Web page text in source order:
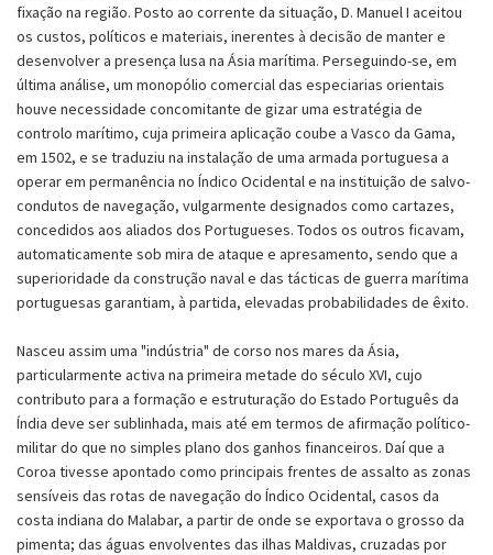
fixação na região. Posto ao corrente da situação, D. Manuel I aceitou
os custos, políticos e materiais, inerentes à decisão de manter e
desenvolver a presença lusa na Ásia marítima. Perseguindo-se, em
última análise, um monopólio comercial das especiarias orientais
houve necessidade concomitante de gizar uma estratégia de
controlo marítimo, cuja primeira aplicação coube a Vasco da Gama,
em 1502, e se traduziu na instalação de uma armada portuguesa a
operar em permanência no Índico Ocidental e na instituição de salvo-
condutos de navegação, vulgarmente designados como cartazes,
concedidos aos aliados dos Portugueses. Todos os outros ficavam,
automaticamente sob mira de ataque e apresamento, sendo que a
superioridade da construção naval e das tácticas de guerra marítima
portuguesas garantiam, à partida, elevadas probabilidades de êxito.
Nasceu assim uma "indústria" de corso nos mares da Ásia,
particularmente activa na primeira metade do século XVI, cujo
contributo para a formação e estruturação do Estado Português da
Índia deve ser sublinhada, mais até em termos de afirmação político-
militar do que no simples plano dos ganhos financeiros. Daí que a
Coroa tivesse apontado como principais frentes de assalto as zonas
sensíveis das rotas de navegação do Índico Ocidental, casos da
costa indiana do Malabar, a partir de onde se exportava o grosso da
pimenta; das águas envolventes das ilhas Maldivas, cruzadas por